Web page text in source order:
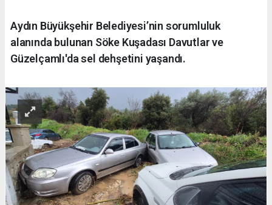
Aydın Büyükşehir Belediyesi’nin sorumluluk
alanında bulunan Söke Kuşadası Davutlar ve
Güzelçamlı'da sel dehşetini yaşandı.